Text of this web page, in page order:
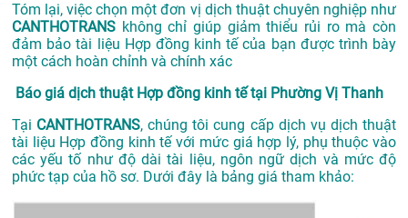
Tóm lại, việc chọn một đơn vị dịch thuật chuyên nghiệp như
CANTHOTRANS không chỉ giúp giảm thiểu rủi ro mà còn
đảm bảo tài liệu Hợp đồng kinh tế của bạn được trình bày
một cách hoàn chỉnh và chính xác
Báo giá dịch thuật Hợp đồng kinh tế tại Phường Vị Thanh
Tại CANTHOTRANS, chúng tôi cung cấp dịch vụ dịch thuật
tài liệu Hợp đồng kinh tế với mức giá hợp lý, phụ thuộc vào
các yếu tố như độ dài tài liệu, ngôn ngữ dịch và mức độ
phức tạp của hồ sơ. Dưới đây là bảng giá tham khảo: